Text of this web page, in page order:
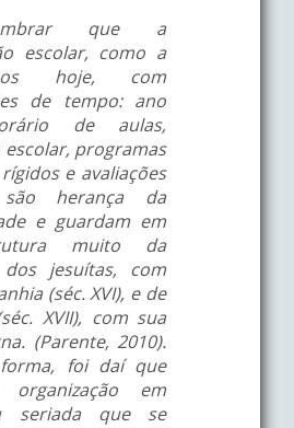
que a
escolar, como a
hoje, com
de tempo: ano
de aulas,
programas
e avaliações
são herança da
e guardam em
muito da
dos jesuítas, com
(séc. XVI), e de
XVII), com sua
(Parente, 2010).
foi daí que
em
seriada que se